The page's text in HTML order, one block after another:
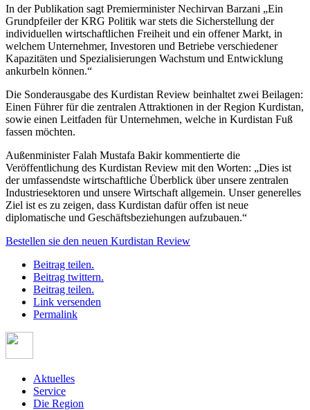
In der Publikation sagt Premierminister Nechirvan Barzani „Ein
Grundpfeiler der KRG Politik war stets die Sicherstellung der
individuellen wirtschaftlichen Freiheit und ein offener Markt, in
welchem Unternehmer, Investoren und Betriebe verschiedener
Kapazitäten und Spezialisierungen Wachstum und Entwicklung
ankurbeln können.“
Die Sonderausgabe des Kurdistan Review beinhaltet zwei Beilagen:
Einen Führer für die zentralen Attraktionen in der Region Kurdistan,
sowie einen Leitfaden für Unternehmen, welche in Kurdistan Fuß
fassen möchten.
Außenminister Falah Mustafa Bakir kommentierte die
Veröffentlichung des Kurdistan Review mit den Worten: „Dies ist
der umfassendste wirtschaftliche Überblick über unsere zentralen
Industriesektoren und unsere Wirtschaft allgemein. Unser generelles
Ziel ist es zu zeigen, dass Kurdistan dafür offen ist neue
diplomatische und Geschäftsbeziehungen aufzubauen.“
Bestellen sie den neuen Kurdistan Review
Beitrag teilen.
Beitrag twittern.
Beitrag teilen.
Link versenden
Permalink
Aktuelles
Service
Die Region